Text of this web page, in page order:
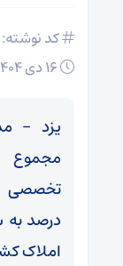
کد نوشته: 18077
یزد –
درصد به
املاک